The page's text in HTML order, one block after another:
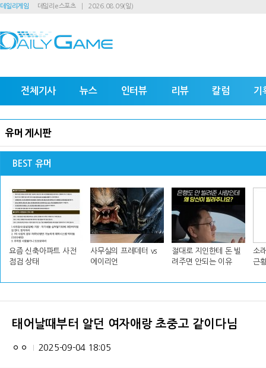
데일리게임 데일리e스포츠 2026.08.09(일)
전체기사 뉴스 인터뷰 리뷰 칼럼 기
유머 게시판
BEST 유머
요즘 신축아파트 사전
점검 상태
사무실의 프레데터 vs
에이리언
절대로 지인한테 돈 빌
려주면 안되는 이유
소
근
태어날때부터 알던 여자애랑 초중고 같이다님
ㅇㅇ 2025-09-04 18:05